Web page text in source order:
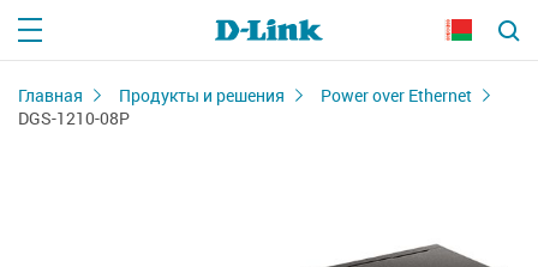
Главная Продукты и решения
Power over Ethernet
DGS-1210-08P